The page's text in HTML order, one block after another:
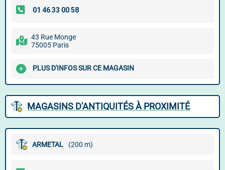
43 Rue Monge
75005 Paris
PLUS D'INFOS SUR CE MAGASIN
MAGASINS D'ANTIQUITÉS À PROXIMITÉ
ARMETAL (200 m)